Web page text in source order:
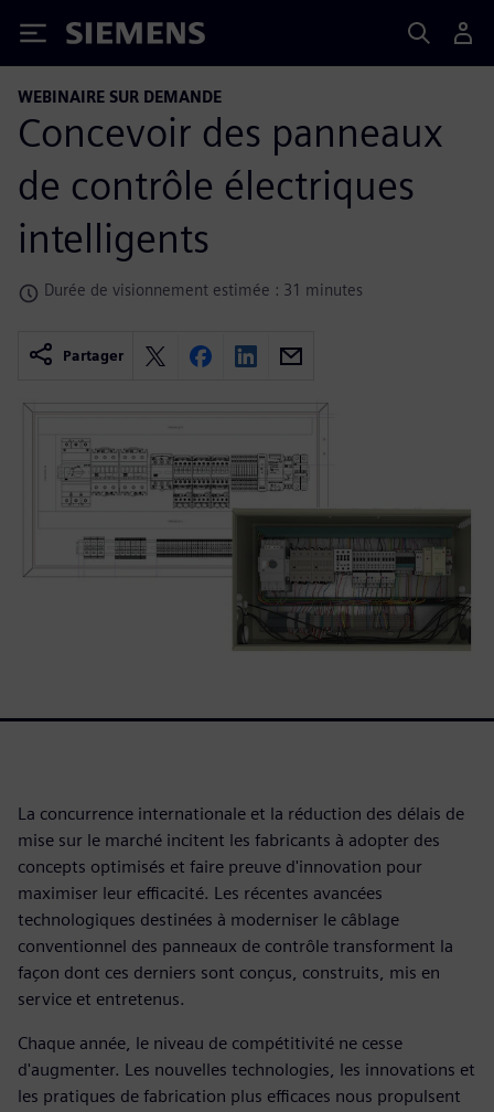
Siemens
WEBINAIRE SUR DEMANDE
Concevoir des panneaux
de contrôle électriques
intelligents
Durée de visionnement estimée : 31 minutes
Partager
La concurrence internationale et la réduction des délais de
mise sur le marché incitent les fabricants à adopter des
concepts optimisés et faire preuve d'innovation pour
maximiser leur efficacité. Les récentes avancées
technologiques destinées à moderniser le câblage
conventionnel des panneaux de contrôle transforment la
façon dont ces derniers sont conçus, construits, mis en
service et entretenus.
Chaque année, le niveau de compétitivité ne cesse
d'augmenter. Les nouvelles technologies, les innovations et
les pratiques de fabrication plus efficaces nous propulsent